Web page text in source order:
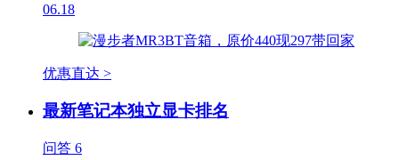
06.18
优惠直达 >
最新笔记本独立显卡排名
问答 6